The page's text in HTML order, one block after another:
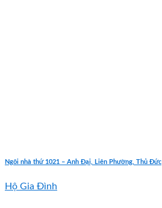
Ngôi nhà thứ 1021 – Anh Đại, Liên Phường, Thủ Đức
Hộ Gia Đình